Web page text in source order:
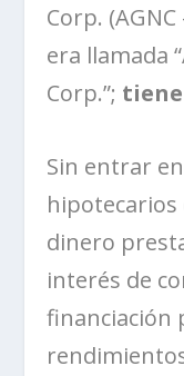
Corp.
era llamada
Corp.”; tiene
Sin entrar
hipotecarios
dinero
interés de
financiación